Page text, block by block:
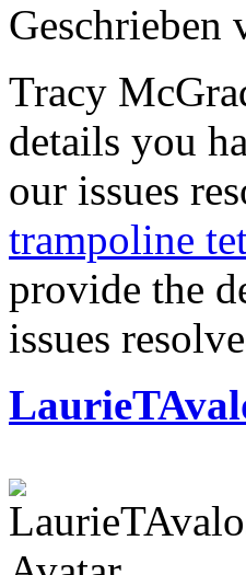
Geschrieben
Tracy
details you
our issues
trampoline
provide the
issues